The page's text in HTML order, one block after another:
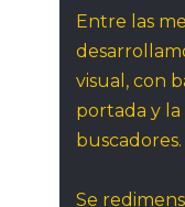
Entre las
visual, con
portada y
buscadores.
Se